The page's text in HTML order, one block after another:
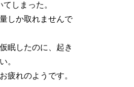
しまった。
しか取れませんで
眠したのに、起き
。
疲れのようです。